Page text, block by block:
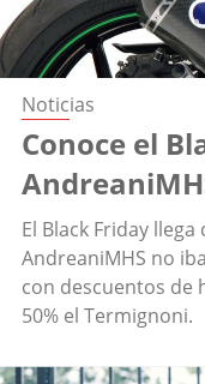
Noticias
Conoce el
El Black Friday
AndreaniMHS no
con descuentos de
50% el Termignoni.